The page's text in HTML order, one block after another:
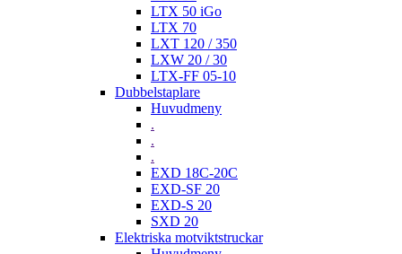
LTX 50 iGo
LTX 70
LXT 120 / 350
LXW 20 / 30
LTX-FF 05-10
Dubbelstaplare
Huvudmeny
.
.
.
EXD 18C-20C
EXD-SF 20
EXD-S 20
SXD 20
Elektriska motviktstruckar